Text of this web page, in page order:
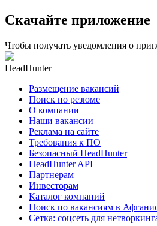
Скачайте приложение
Чтобы получать уведомления о
HeadHunter
Размещение вакансий
Поиск по резюме
О компании
Наши вакансии
Реклама на сайте
Требования к ПО
Безопасный HeadHunter
HeadHunter API
Партнерам
Инвесторам
Каталог компаний
Поиск по вакансиям в
Сетка: соцсеть для